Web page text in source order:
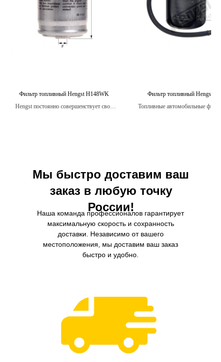
Фильтр топливный Hengst H148WK
Hengst постоянно совершенствует свои
Фильтр топливный Hengst
Топливные автомобильные
Мы быстро доставим ваш
заказ в любую точку
России!
Наша команда профессионалов гарантирует
максимальную скорость и сохранность
доставки. Независимо от вашего
местоположения, мы доставим ваш заказ
быстро и удобно.